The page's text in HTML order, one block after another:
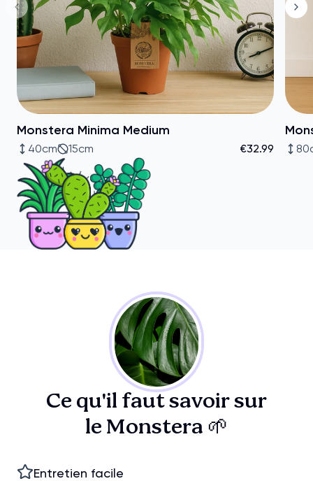
Monstera Minima Medium
40cm 15cm €32.99
Ce qu'il faut savoir sur
le Monstera 🌱
Entretien facile